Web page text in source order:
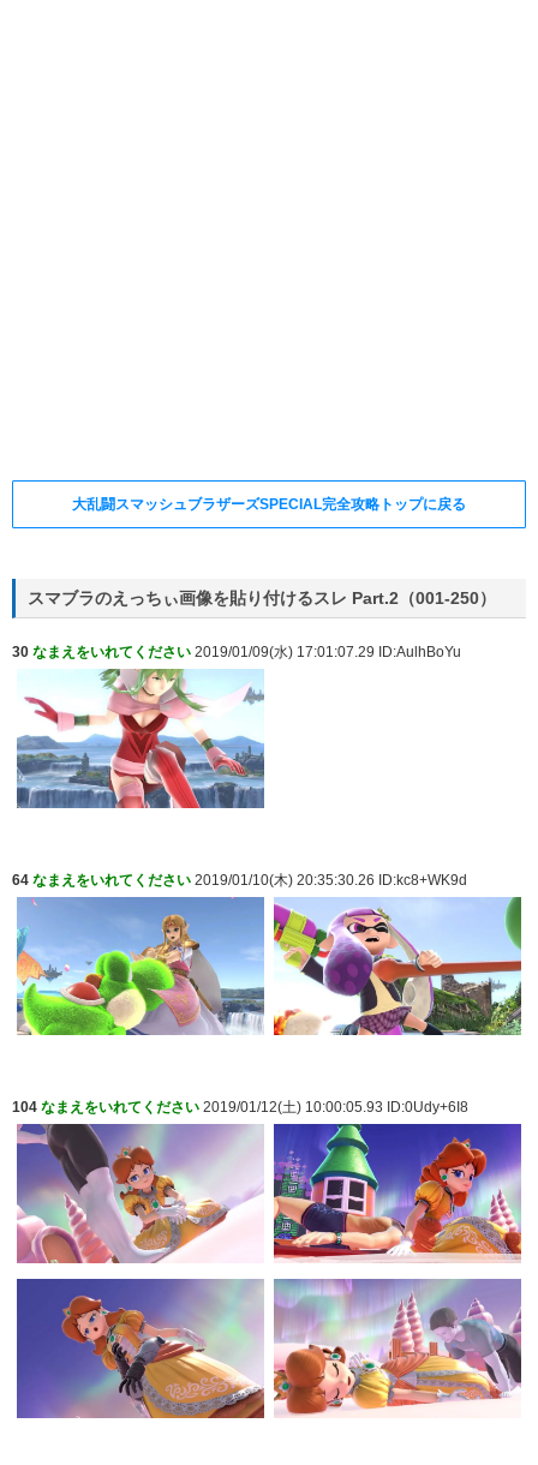
大乱闘スマッシュブラザーズSPECIAL完全攻略トップに戻る
スマブラのえっちぃ画像を貼り付けるスレ Part.2（001-250）
30 なまえをいれてください 2019/01/09(水) 17:01:07.29 ID:AulhBoYu
64 なまえをいれてください 2019/01/10(木) 20:35:30.26 ID:kc8+WK9d
104 なまえをいれてください 2019/01/12(土) 10:00:05.93 ID:0Udy+6I8